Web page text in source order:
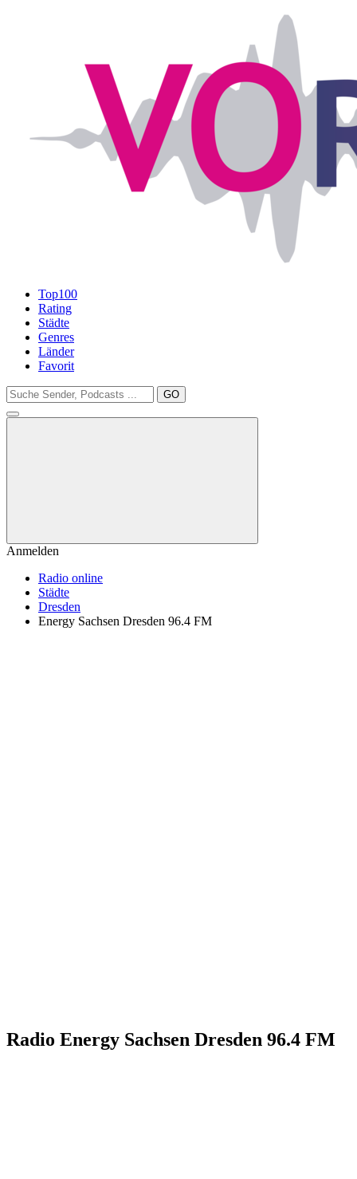
Top100
Rating
Städte
Genres
Länder
Favorit
GO
Anmelden
Radio online
Städte
Dresden
Energy Sachsen Dresden 96.4 FM
Radio Energy Sachsen Dresden 96.4 FM